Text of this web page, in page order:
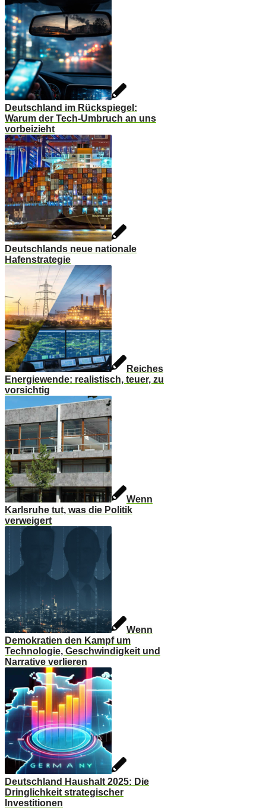
Deutschland im Rückspiegel:
Warum der Tech-Umbruch an uns
vorbeizieht
Deutschlands neue nationale
Hafenstrategie
Reiches
Energiewende: realistisch, teuer, zu
vorsichtig
Wenn
Karlsruhe tut, was die Politik
verweigert
Wenn
Demokratien den Kampf um
Technologie, Geschwindigkeit und
Narrative verlieren
Deutschland Haushalt 2025: Die
Dringlichkeit strategischer
Investitionen